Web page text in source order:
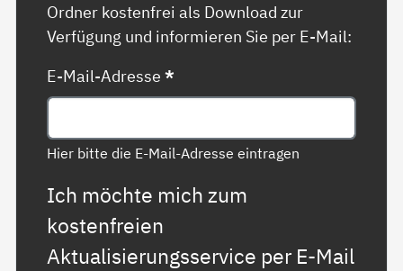
Ordner kostenfrei als Download zur
Verfügung und informieren Sie per E-Mail:
E-Mail-Adresse*
Hier bitte die E-Mail-Adresse eintragen
Ich möchte mich zum
kostenfreien
Aktualisierungsservice per E-Mail